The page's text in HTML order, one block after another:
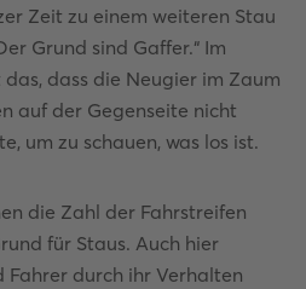
Zeit zu einem weiteren Stau
Grund sind Gaffer.“ Im
dass die Neugier im Zaum
auf der Gegenseite nicht
um zu schauen, was los ist.
die Zahl der Fahrstreifen
für Staus. Auch hier
Fahrer durch ihr Verhalten